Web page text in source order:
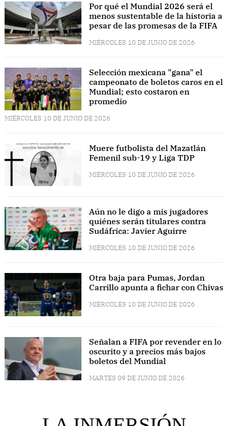
Por qué el Mundial 2026 será el
menos sustentable de la historia a
pesar de las promesas de la FIFA
MIÉRCOLES 10 DE JUNIO DE 2026
Selección mexicana "gana" el
campeonato de boletos caros en el
Mundial; esto costaron en
promedio
MIÉRCOLES 10 DE JUNIO DE 2026
Muere futbolista del Mazatlán
Femenil sub-19 y Liga TDP
MIÉRCOLES 10 DE JUNIO DE 2026
Aún no le digo a mis jugadores
quiénes serán titulares contra
Sudáfrica: Javier Aguirre
MIÉRCOLES 10 DE JUNIO DE 2026
Otra baja para Pumas, Jordan
Carrillo apunta a fichar con Chivas
MIÉRCOLES 10 DE JUNIO DE 2026
Señalan a FIFA por revender en lo
oscurito y a precios más bajos
boletos del Mundial
MARTES 09 DE JUNIO DE 2026